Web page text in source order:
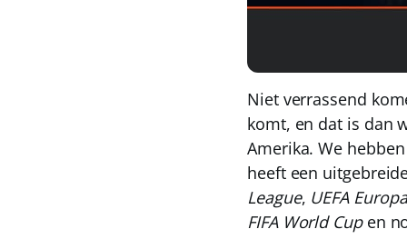
Niet verrassend
komt, en dat is dan
Amerika. We
heeft een
League, UEFA
FIFA World Cup en